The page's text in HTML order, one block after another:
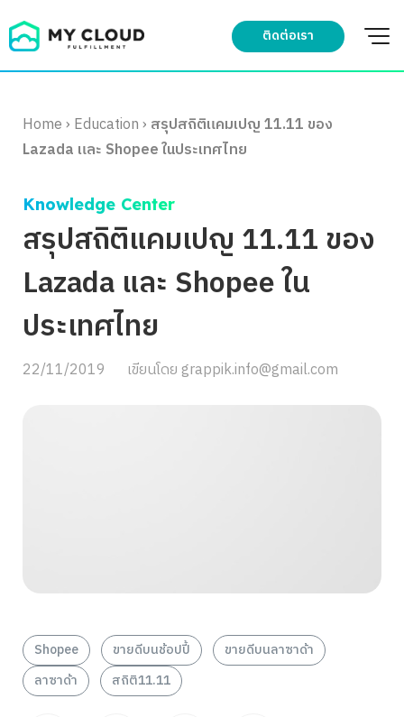
to
ติดต่อเรา
Home› Education› สรุปสถิติแคมเปญ 11.11 ของ
Lazada และ Shopee ในประเทศไทย
Knowledge Center
สรุปสถิติแคมเปญ 11.11 ของ
Lazada และ Shopee ใน
ประเทศไทย
22/11/2019 เขียนโดยgrappik.info@gmail.com
Shopee ขายดีบนช้อปปี้
ขายดีบนลาซาด้า
ลาซาด้า
สถิติ11.11